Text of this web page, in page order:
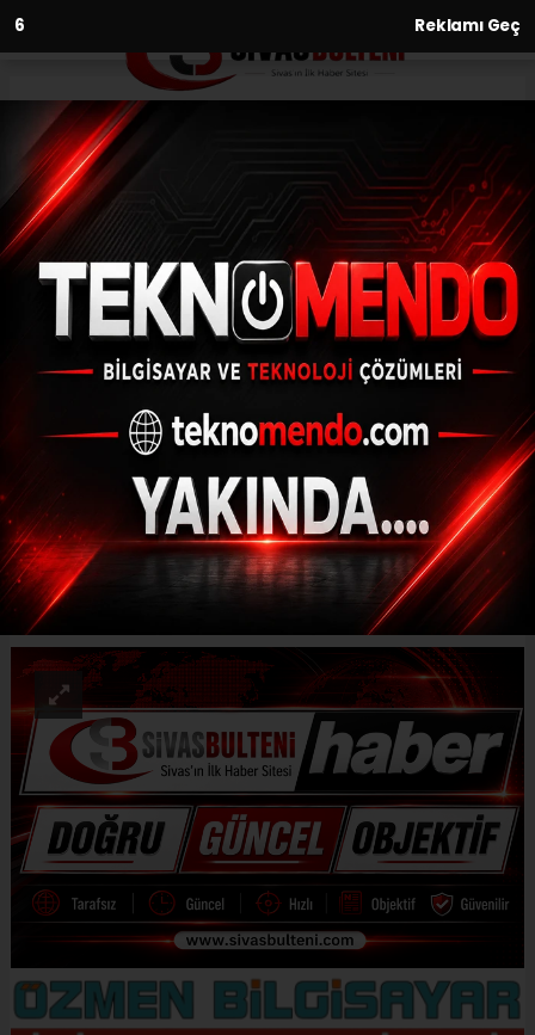
5 Reklamı Geç
Anasayfa Kültür-Sanat-Tarih
Küçükçekmece Sanat
Atölyeleri Buluşmaları sergisi
Sefaköy Galeri Küp’te ziyarete
açıldı
KÜLTÜR-SANAT-TARIH
(İHA) - İhlas Haber Ajansı | 29.02.2024 - 10:32, Güncelleme:
29.02.2024 - 10:24
Küçükçekmece Sanat Atölyeleri
Buluşmaları sergisi Sefaköy Galeri Küp’te
ziyarete açıldı
ABONE OL